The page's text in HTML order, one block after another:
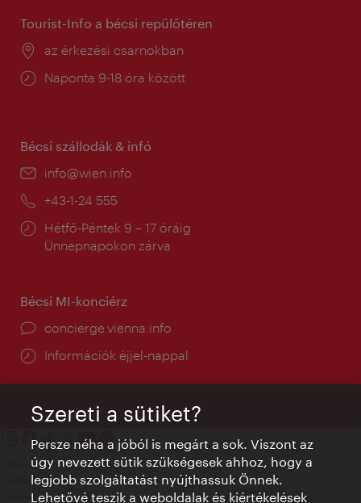
Tourist-Info a bécsi repülőtéren
Helyszín:
az érkezési csarnokban
Nyitva
Naponta 9-18 óra között
Bécsi szállodák & infó
E-
info@wien.info
Telefon:
+43-1-24 555
Nyitva
tartás:
Hétfő-Péntek 9 – 17 óráig
Ünnepnapokon zárva
Bécsi MI-konciérz
concierge.vienna.info
Információk éjjel-nappal
Kapcsolat
Credits
Adatvédelmi nyilatkozat
Szereti a sütiket?
Persze néha a jóból is megárt a sok. Viszont az
úgy nevezett sütik szükségesek ahhoz, hogy a
legjobb szolgáltatást nyújthassuk Önnek.
Lehetővé teszik a weboldalak és kiértékelések